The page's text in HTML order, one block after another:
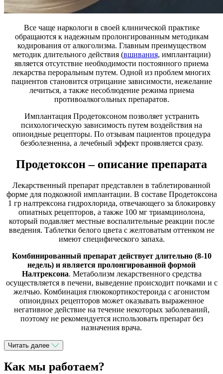
Все чаще наркологи в своей клинической практике
обращаются к надежным пролонгированным методикам
кодирования от алкоголизма. Главным преимуществом
методик длительного действия (вшивания, имплантации)
является отсутствие необходимости постоянного приема
лекарства пероральным путем. Одной из проблем многих
пациентов становится отрицание зависимости, нежелание
лечиться, а также несоблюдение режима приема
противоалкогольных препаратов.
Имплантация Продетоксоном позволяет устранить
психологическую зависимость путем воздействия на
опиоидные рецепторы. По отзывам пациентов процедура
безболезненна, а лечебный эффект проявляется сразу.
Продетоксон – описание препарата
Лекарственный препарат представлен в таблетированной
форме для подкожной имплантации. В составе Продетоксона
1 гр налтрексона гидрохлорида, отвечающего за блокировку
опиатных рецепторов, а также 100 мг триамцинолона,
который подавляет местные воспалительные реакции после
введения. Таблетки белого цвета с желтоватым оттенком не
имеют специфического запаха.
Комбинированный препарат действует длительно (8-10
недель) и является пролонгированной формой
Налтрексона. Метаболизм лекарственного средства
осуществляется в печени, выведение происходит почками и с
желчью. Комбинация глюкокортикостероида с агонистом
опиоидных рецепторов может оказывать выраженное
негативное действие на течение некоторых заболеваний,
поэтому не рекомендуется использовать препарат без
назначения врача.
Читать далее
Как мы работаем?